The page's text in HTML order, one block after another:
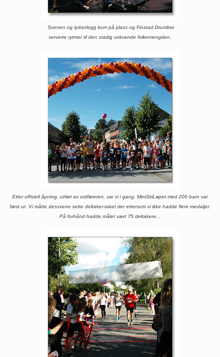
Scenen og lydanlegg kom på plass og Finstad Drumline
serverte rytmer til den stadig voksende folkemengden.
Etter offisiell åpning, utført av ordføreren, var vi i gang. MiniSkiLøpet med 200 barn var
først ut. Vi måtte dessverre sette deltaker-taket der ettersom vi ikke hadde flere medaljer.
På forhånd hadde målet vært 75 deltakere...